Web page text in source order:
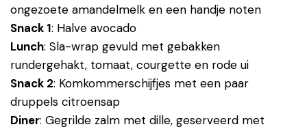
ongezoete amandelmelk en een handje noten
Snack 1: Halve avocado
Lunch: Sla-wrap gevuld met gebakken
rundergehakt, tomaat, courgette en rode ui
Snack 2: Komkommerschijfjes met een paar
druppels citroensap
Diner: Gegrilde zalm met dille, geserveerd met